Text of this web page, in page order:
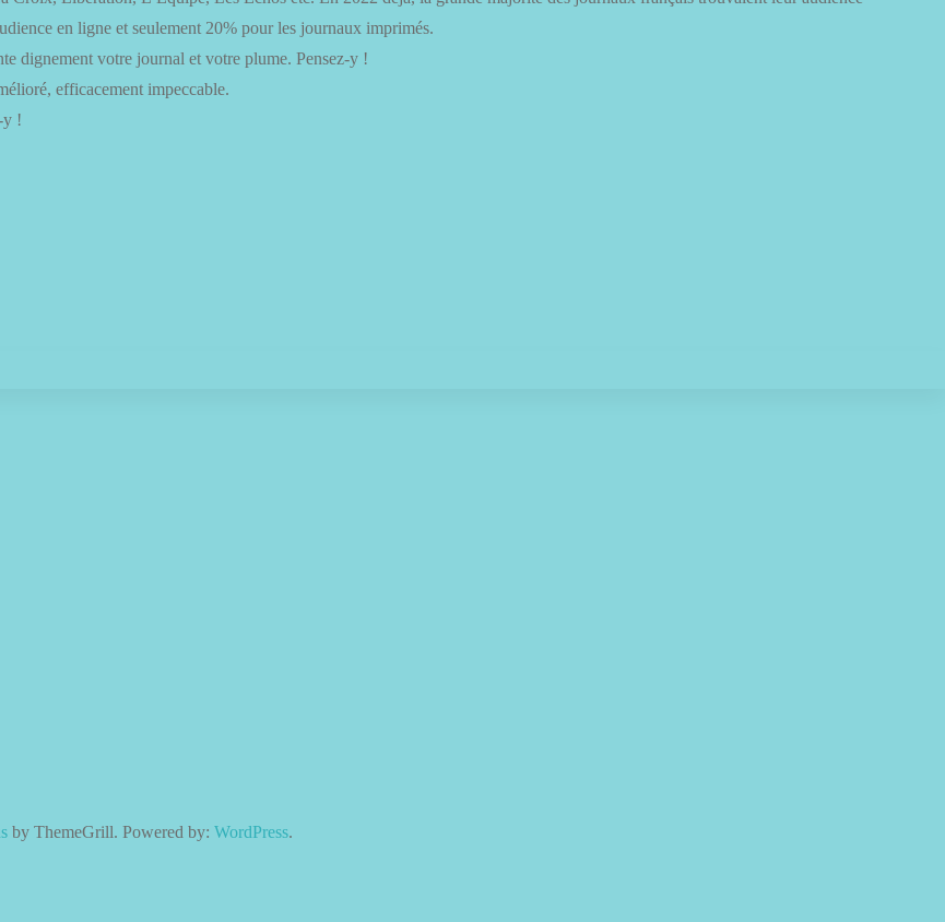
en ligne et seulement 20% pour les journaux imprimés.
dignement votre journal et votre plume. Pensez-y !
efficacement impeccable.
y !
by ThemeGrill. Powered by: WordPress.